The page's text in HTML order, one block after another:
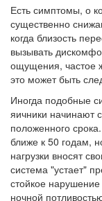
Есть симптомы, о
существенно
когда близость
вызывать
ощущения, частое
это может быть
Иногда подобные
яичники начинают
положенного
ближе к 50 годам,
нагрузки вносят
система "устает"
стойкое
ночной